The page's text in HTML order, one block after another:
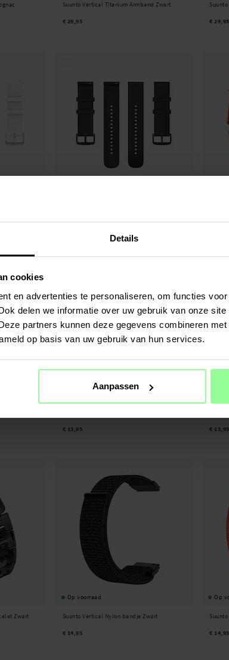
Details
cookies
en advertenties te personaliseren, om functies
delen we informatie over uw gebruik van onze
partners kunnen deze gegevens combineren
op basis van uw gebruik van hun services.
Aanpassen
Suunto Vertical Titanium Armband Zwart
€ 29,95 € 29,95
€ 13,95 € 13,95
€ 13,95 € 13,95
Zwart
Op voorraad
Suunto Vertical Nylon bandje Zwart
€ 14,95
Op
€ 14,95